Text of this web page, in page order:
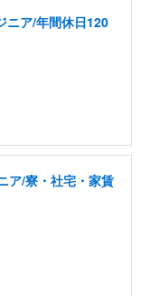
ニア/年間休日120
ア/寮・社宅・家賃